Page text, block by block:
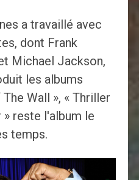
a travaillé avec
dont Frank
Michael Jackson,
les albums
Wall », « Thriller
» reste l'album le
temps.